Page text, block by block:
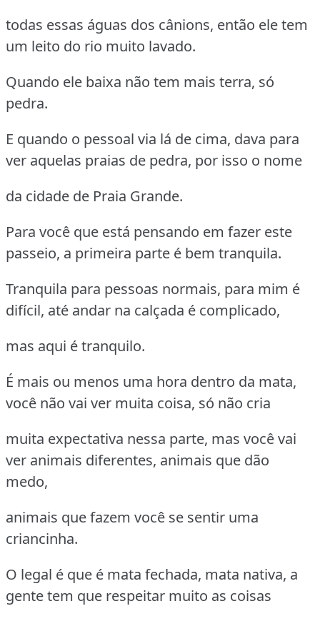
todas essas águas dos cânions, então ele tem
um leito do rio muito lavado.
Quando ele baixa não tem mais terra, só
pedra.
E quando o pessoal via lá de cima, dava para
ver aquelas praias de pedra, por isso o nome
da cidade de Praia Grande.
Para você que está pensando em fazer este
passeio, a primeira parte é bem tranquila.
Tranquila para pessoas normais, para mim é
difícil, até andar na calçada é complicado,
mas aqui é tranquilo.
É mais ou menos uma hora dentro da mata,
você não vai ver muita coisa, só não cria
muita expectativa nessa parte, mas você vai
ver animais diferentes, animais que dão
medo,
animais que fazem você se sentir uma
criancinha.
O legal é que é mata fechada, mata nativa, a
gente tem que respeitar muito as coisas